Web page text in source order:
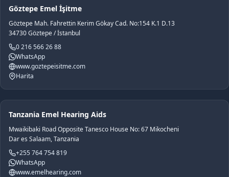
Göztepe Emel İşitme
Göztepe Mah. Fahrettin Kerim Gökay Cad. No:154 K.1 D.13
34730 Göztepe / İstanbul
0 216 566 26 88
WhatsApp
www.goztepeisitme.com
Harita
Tanzania Emel Hearing Aids
Mwaikibaki Road Opposite Tanesco House No: 67 Mikocheni
Dar es Salaam, Tanzania
+255 764 754 819
WhatsApp
www.emelhearing.com